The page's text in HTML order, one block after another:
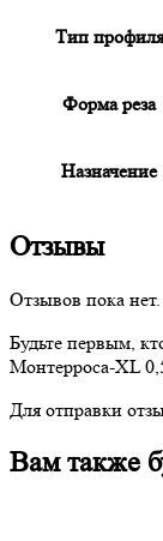
Тип профиля
Форма реза
Назначение
Отзывы
Отзывов пока нет.
Будьте первым,
Монтерроса-XL
Для отправки
Вам также